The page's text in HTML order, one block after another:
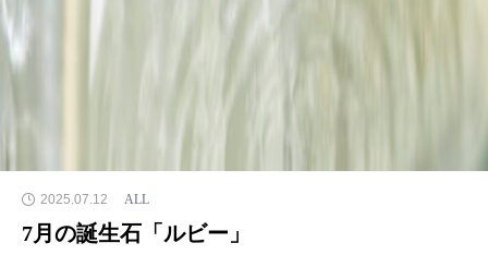
2025.07.12 ALL
7月の誕生石「ルビー」